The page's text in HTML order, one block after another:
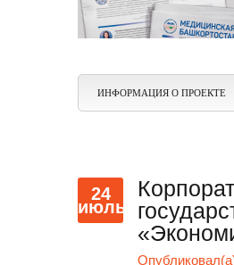
ИНФОРМАЦИЯ О ПРОЕКТЕ
24
июль